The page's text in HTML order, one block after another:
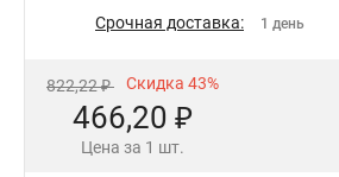
Срочная доставка: 1 день
822,22 ₽ Скидка 43%
466,20 ₽
Цена за 1 шт.